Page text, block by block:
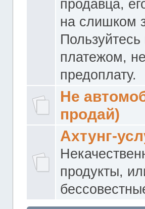
продавца,
на слишком
платежом,
предоплату.
Не
продай)
Ахтунг-
продукты,